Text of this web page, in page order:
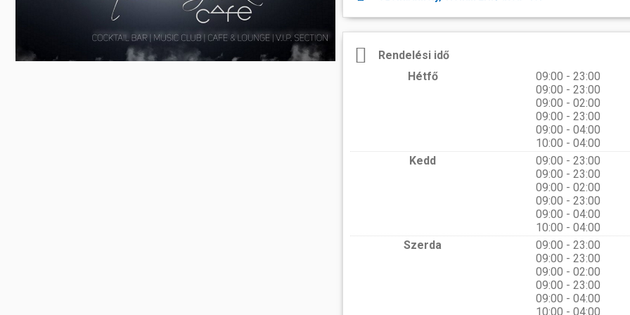
Sport
Tudósok, művészek
nyomában
Szombathely régen és
1955 őszén egy
leletre, egy egyiptomi
épületmaradványaira
Iseum rövid időn belül
jelentőségre tett szert, a
Labdarúgás
Röplabda
első félidejében csapatunk
gyors támadásokkal igyekezett
tabella második helyén álló fővárosi
Rendelési idő
Hétfő
09:00 - 23:00
09:00 - 23:00
09:00 - 02:00
09:00 - 23:00
09:00 - 04:00
10:00 - 04:00
Kedd
09:00 - 23:00
09:00 - 23:00
09:00 - 02:00
09:00 - 23:00
09:00 - 04:00
10:00 - 04:00
Szerda
09:00 - 23:00
09:00 - 23:00
09:00 - 02:00
09:00 - 23:00
09:00 - 04:00
10:00 - 04:00